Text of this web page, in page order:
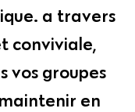
a travers
conviviale,
vos groupes
en